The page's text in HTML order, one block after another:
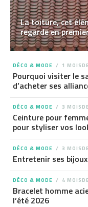
La toiture, cet
regarde en
DÉCO & MODE 1
Pourquoi visiter le
d’acheter ses
DÉCO & MODE 3
Ceinture pour
pour styliser vos
DÉCO & MODE 3
Entretenir ses
DÉCO & MODE 4
Bracelet homme
l’été 2026